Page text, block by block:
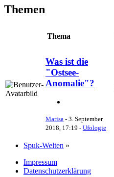
Themen
Thema
Was ist die
"Ostsee-
Anomalie"?
Marisa - 3. September
2018, 17:19 - Ufologie
Spuk-Welten »
Impressum
Datenschutzerklärung